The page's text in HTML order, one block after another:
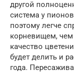
другой
система у
поэтому легче
корневищем, чем
качество
будет делить и
года.